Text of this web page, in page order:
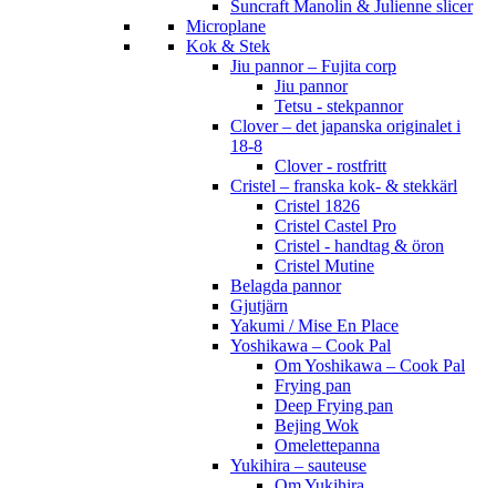
Suncraft Manolin & Julienne slicer
Microplane
Kok & Stek
Jiu pannor – Fujita corp
Jiu pannor
Tetsu - stekpannor
Clover – det japanska originalet i
18-8
Clover - rostfritt
Cristel – franska kok- & stekkärl
Cristel 1826
Cristel Castel Pro
Cristel - handtag & öron
Cristel Mutine
Belagda pannor
Gjutjärn
Yakumi / Mise En Place
Yoshikawa – Cook Pal
Om Yoshikawa – Cook Pal
Frying pan
Deep Frying pan
Bejing Wok
Omelettepanna
Yukihira – sauteuse